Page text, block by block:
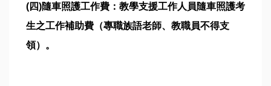
(四)隨車照護工作費：教學支援工作人員隨車照護考
生之工作補助費（專職族語老師、教職員不得支
領）。